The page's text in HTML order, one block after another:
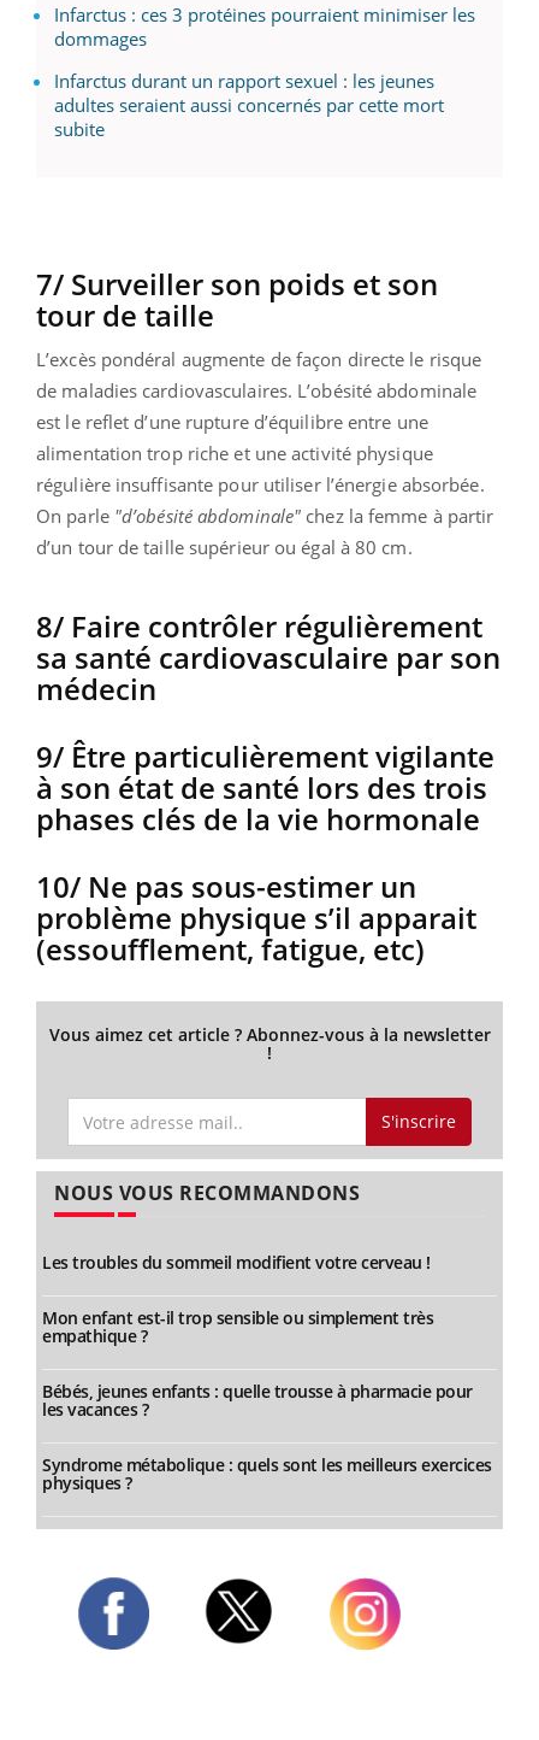
Infarctus : ces 3 protéines pourraient minimiser les
dommages
Infarctus durant un rapport sexuel : les jeunes
adultes seraient aussi concernés par cette mort
subite
7/ Surveiller son poids et son
tour de taille
L’excès pondéral augmente de façon directe le risque
de maladies cardiovasculaires. L’obésité abdominale
est le reflet d’une rupture d’équilibre entre une
alimentation trop riche et une activité physique
régulière insuffisante pour utiliser l’énergie absorbée.
On parle "d’obésité abdominale" chez la femme à partir
d’un tour de taille supérieur ou égal à 80 cm.
8/ Faire contrôler régulièrement
sa santé cardiovasculaire par son
médecin
9/ Être particulièrement vigilante
à son état de santé lors des trois
phases clés de la vie hormonale
10/ Ne pas sous-estimer un
problème physique s’il apparait
(essoufflement, fatigue, etc)
Vous aimez cet article ? Abonnez-vous à la newsletter
!
S'inscrire
NOUS VOUS RECOMMANDONS
Les troubles du sommeil modifient votre cerveau !
Mon enfant est-il trop sensible ou simplement très
empathique ?
Bébés, jeunes enfants : quelle trousse à pharmacie pour
les vacances ?
Syndrome métabolique : quels sont les meilleurs exercices
physiques ?